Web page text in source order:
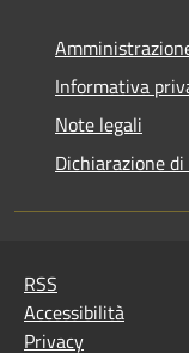
Informativa
Note legali
Dichiarazione
RSS
Accessibilità
Privacy